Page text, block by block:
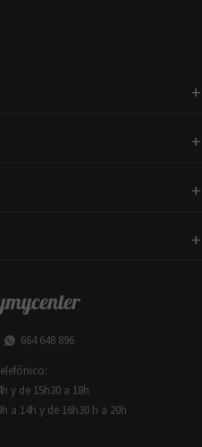
664 648 896
y de 15h30 a 18h
a 14h y de 16h30 h a 20h